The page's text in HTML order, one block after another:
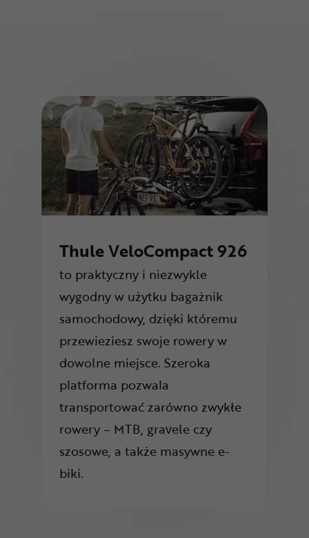
Thule VeloCompact 926
to praktyczny i niezwykle
wygodny w użytku bagażnik
samochodowy, dzięki któremu
przewieziesz swoje rowery w
dowolne miejsce. Szeroka
platforma pozwala
transportować zarówno zwykłe
rowery – MTB, gravele czy
szosowe, a także masywne e-
biki.